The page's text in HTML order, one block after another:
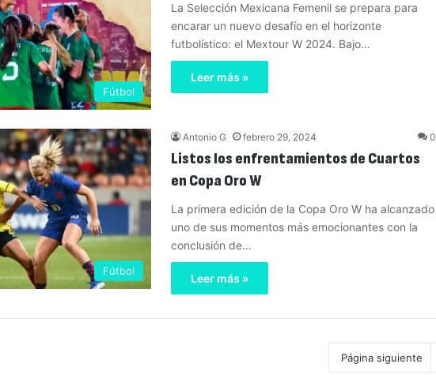
Fútbol
La Selección Mexicana Femenil se prepara para
encarar un nuevo desafío en el horizonte
futbolístico: el Mextour W 2024. Bajo…
Leer más »
Fútbol
Antonio G febrero 29, 2024 0
Listos los enfrentamientos de Cuartos
en Copa Oro W
La primera edición de la Copa Oro W ha alcanzado
uno de sus momentos más emocionantes con la
conclusión de…
Leer más »
Página siguiente